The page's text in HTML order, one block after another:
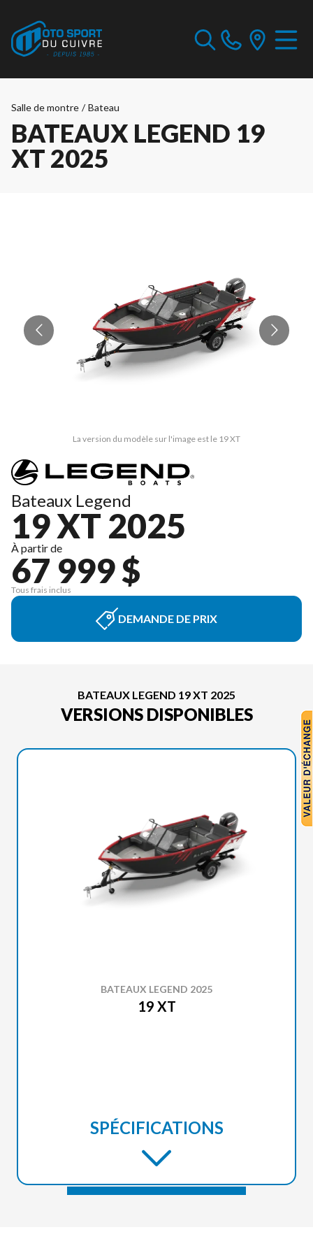
Salle de montre / Bateau
BATEAUX LEGEND 19
XT 2025
La version du modèle sur l'image est le 19 XT
Bateaux Legend
19 XT 2025
À partir de
67 999 $
Tous frais inclus
DEMANDE DE PRIX
BATEAUX LEGEND 19 XT 2025
VERSIONS DISPONIBLES
BATEAUX LEGEND 2025
19 XT
SPÉCIFICATIONS